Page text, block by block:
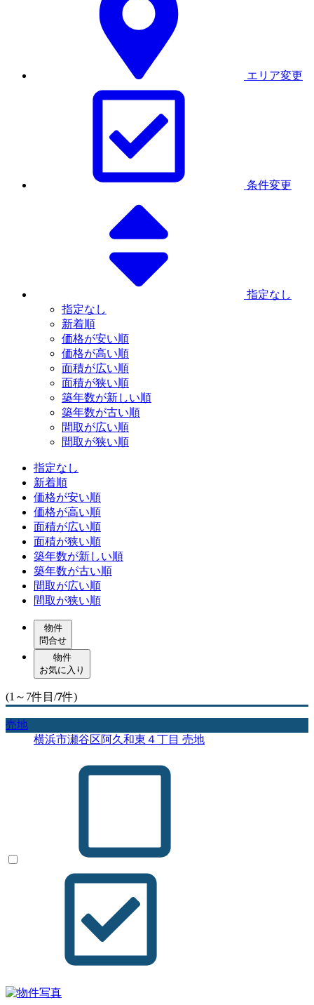
エリア変更
条件変更
指定なし
指定なし
新着順
価格が安い順
価格が高い順
面積が広い順
面積が狭い順
築年数が新しい順
築年数が古い順
間取が広い順
間取が狭い順
指定なし
新着順
価格が安い順
価格が高い順
面積が広い順
面積が狭い順
築年数が新しい順
築年数が古い順
間取が広い順
間取が狭い順
物件
問合せ
物件
お気に入り
(1～7件目/7件)
売地
横浜市瀬谷区阿久和東４丁目 売地